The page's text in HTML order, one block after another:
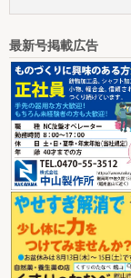
最新号掲載広告